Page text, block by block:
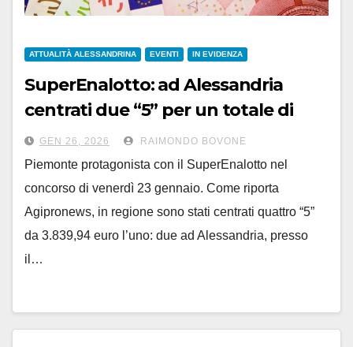
ATTUALITÀ ALESSANDRINA EVENTI IN EVIDENZA
SuperEnalotto: ad Alessandria
centrati due “5” per un totale di
quasi 8.000 euro
GEN 26, 2026 RAIMONDO BOVONE
Piemonte protagonista con il SuperEnalotto nel
concorso di venerdì 23 gennaio. Come riporta
Agipronews, in regione sono stati centrati quattro “5”
da 3.839,94 euro l’uno: due ad Alessandria, presso
il…